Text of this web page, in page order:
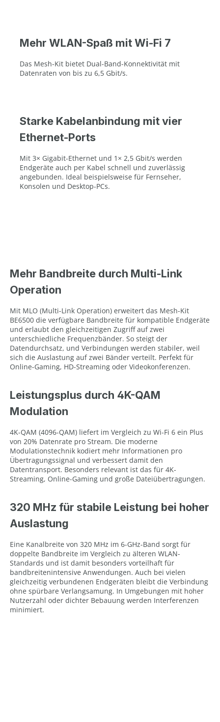
Mehr WLAN-Spaß mit Wi-Fi 7
Das Mesh-Kit bietet Dual-Band-Konnektivität mit
Datenraten von bis zu 6,5 Gbit/s.
Starke Kabelanbindung mit vier
Ethernet-Ports
Mit 3× Gigabit-Ethernet und 1× 2,5 Gbit/s werden
Endgeräte auch per Kabel schnell und zuverlässig
angebunden. Ideal beispielsweise für Fernseher,
Konsolen und Desktop-PCs.
Mehr Bandbreite durch Multi-Link
Operation
Mit MLO (Multi-Link Operation) erweitert das Mesh-Kit
BE6500 die verfügbare Bandbreite für kompatible Endgeräte
und erlaubt den gleichzeitigen Zugriff auf zwei
unterschiedliche Frequenzbänder. So steigt der
Datendurchsatz, und Verbindungen werden stabiler, weil
sich die Auslastung auf zwei Bänder verteilt. Perfekt für
Online-Gaming, HD-Streaming oder Videokonferenzen.
Leistungsplus durch 4K-QAM
Modulation
4K-QAM (4096-QAM) liefert im Vergleich zu Wi-Fi 6 ein Plus
von 20% Datenrate pro Stream. Die moderne
Modulationstechnik kodiert mehr Informationen pro
Übertragungssignal und verbessert damit den
Datentransport. Besonders relevant ist das für 4K-
Streaming, Online-Gaming und große Dateiübertragungen.
320 MHz für stabile Leistung bei hoher
Auslastung
Eine Kanalbreite von 320 MHz im 6-GHz-Band sorgt für
doppelte Bandbreite im Vergleich zu älteren WLAN-
Standards und ist damit besonders vorteilhaft für
bandbreitenintensive Anwendungen. Auch bei vielen
gleichzeitig verbundenen Endgeräten bleibt die Verbindung
ohne spürbare Verlangsamung. In Umgebungen mit hoher
Nutzerzahl oder dichter Bebauung werden Interferenzen
minimiert.